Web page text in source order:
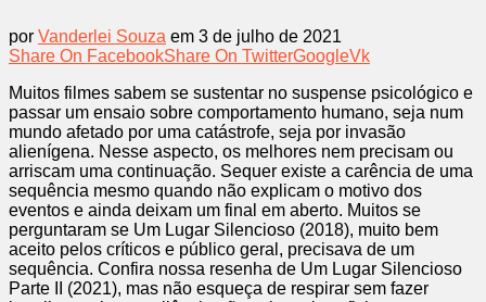
por Vanderlei Souza em 3 de julho de 2021
Share On FacebookShare On TwitterGoogleVk
Muitos filmes sabem se sustentar no suspense psicológico e
passar um ensaio sobre comportamento humano, seja num
mundo afetado por uma catástrofe, seja por invasão
alienígena. Nesse aspecto, os melhores nem precisam ou
arriscam uma continuação. Sequer existe a carência de uma
sequência mesmo quando não explicam o motivo dos
eventos e ainda deixam um final em aberto. Muitos se
perguntaram se Um Lugar Silencioso (2018), muito bem
aceito pelos críticos e público geral, precisava de um
sequência. Confira nossa resenha de Um Lugar Silencioso
Parte II (2021), mas não esqueça de respirar sem fazer